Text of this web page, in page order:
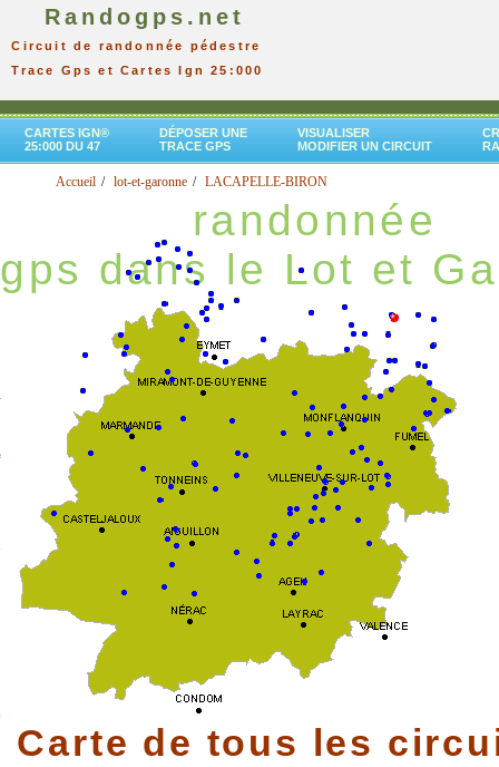
Randogps.net
Circuit de randonnée pédestre
Trace Gps et Cartes Ign 25:000
CARTES IGN®
25:000 DU 47
DÉPOSER UNE
TRACE GPS
VISUALISER
MODIFIER UN CIRCUIT
Accueil lot-et-garonne LACAPELLE-BIRON
randonnée
gps dans le Lot et
Carte de tous les